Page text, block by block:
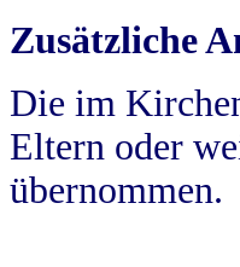
Zusätzliche
Die im
Eltern oder
übernommen.